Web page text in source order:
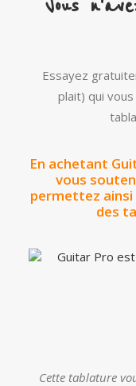
Vous
Essayez
plait) qui
En achetant
vous
permettez
des
Cette tablature